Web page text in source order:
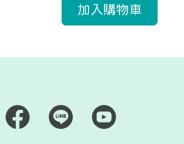
加入購物車